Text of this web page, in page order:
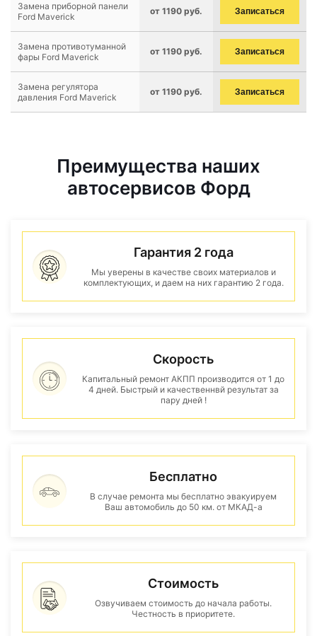
Замена приборной панели
Ford Maverick
от 1190 руб. Записаться
Замена противотуманной
фары Ford Maverick
от 1190 руб. Записаться
Замена регулятора
давления Ford Maverick
от 1190 руб. Записаться
Преимущества наших
автосервисов Форд
Гарантия 2 года
Мы уверены в качестве своих материалов и
комплектующих, и даем на них гарантию 2 года.
Скорость
Капитальный ремонт АКПП производится от 1 до
4 дней. Быстрый и качественнвй результат за
пару дней !
Бесплатно
В случае ремонта мы бесплатно эвакуируем
Ваш автомобиль до 50 км. от МКАД-а
Стоимость
Озвучиваем стоимость до начала работы.
Честность в приоритете.